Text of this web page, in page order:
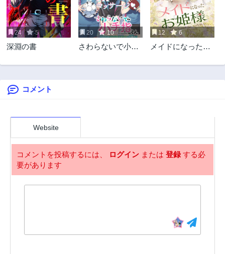
第112話
2年前
第111話
2年前
第110話
2年前
第109話
2年前
第108話 第108.5話
第107話
第105話
2年前 2年前
第101.1話
24 5
深淵の書
20 10
さわらないで小手
12 6
メイドになったお
コメント
Website
コメントを投稿するには、 ログイン または 登録する必
要があります